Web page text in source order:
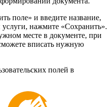
поле» и введите название,
нажмите «Сохранить».
месте в документе, при
вписать нужную
полей в